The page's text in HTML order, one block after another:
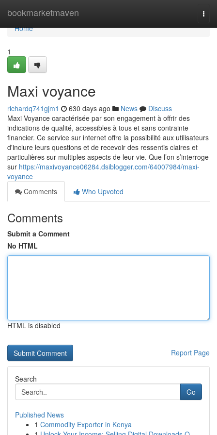
bookmarketmaven
Home
Home
1
Maxi voyance
richardq741gjm1 630 days ago News
Discuss
Maxi Voyance caractérisée par son engagement à offrir des
indications de qualité, accessibles à tous et sans contrainte
financier. Ce service sur internet offre la possibilité aux utilisateurs
d'inclure leurs questions et de recevoir des ressentis claires et
particulières sur multiples aspects de leur vie. Que l’on s’interroge
sur https://maxivoyance06284.dsiblogger.com/64007984/maxi-
voyance
Comments
Who Upvoted
Comments
Submit a Comment
No HTML
HTML is disabled
Report Page
Search
Go
Published News
1 Commodity Exporter in Kenya